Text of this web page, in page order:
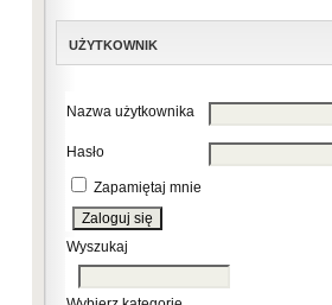
UŻYTKOWNIK
Nazwa użytkownika
Hasło
Zapamiętaj mnie
Wyszukaj